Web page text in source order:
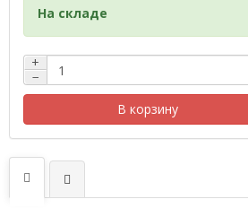
На складе
+
−
В корзину